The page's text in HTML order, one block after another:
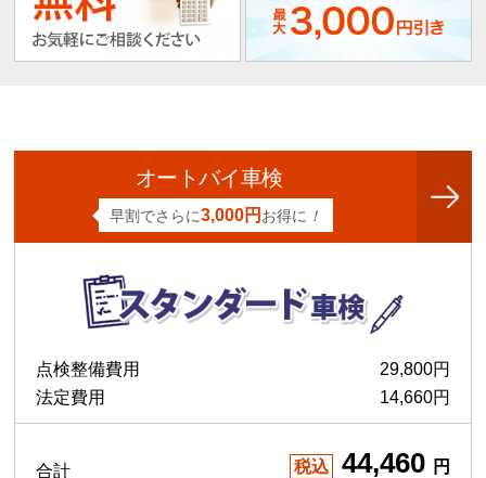
オートバイ車検
早割でさらに3,000円 お得に ！
点検整備費用
29,800円
法定費用
14,660円
合計 税込 44,460 円